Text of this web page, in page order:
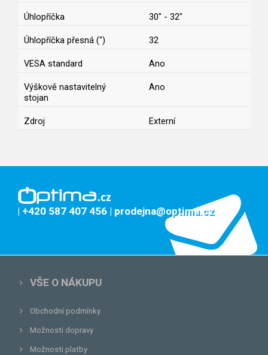
Úhlopříčka 30" - 32"
Úhlopříčka přesná (") 32
VESA standard Ano
Výškově nastavitelný
stojan
Ano
Zdroj Externí
| +420 587 407 456 | prodejna@optima.cz
VŠE O NÁKUPU
Obchodní podmínky
Možnosti dopravy
Možnosti platby